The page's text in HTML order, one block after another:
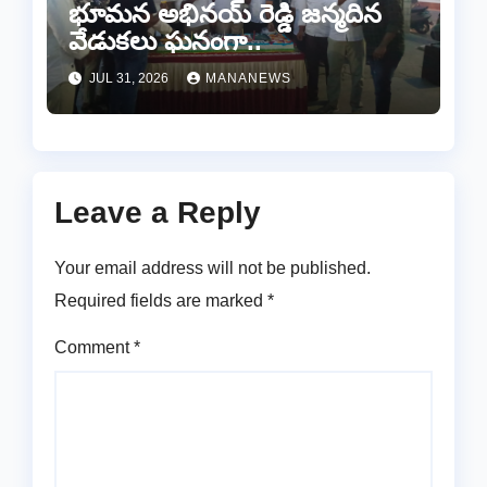
భూమన అభినయ్ రెడ్డి జన్మదిన
వేడుకలు ఘనంగా..
JUL 31, 2026 MANANEWS
Leave a Reply
Your email address will not be published.
Required fields are marked *
Comment*